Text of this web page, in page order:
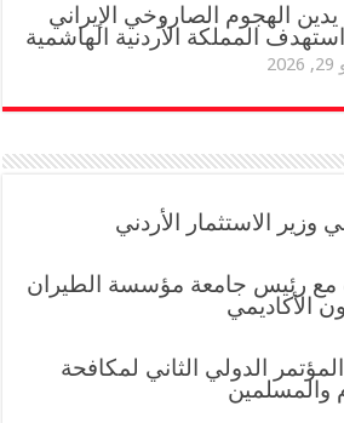
يدين الهجوم الصاروخي الإيراني
المملكة الأردنية الهاشمية
وزير الاستثمار الأردني
مع رئيس جامعة مؤسسة الطيران
الأكاديمي
الدولي الثاني لمكافحة
والمسلمين